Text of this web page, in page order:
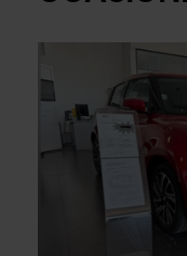
seguros. Pregunta
con el que
realizar el
una hora.
NUESTRA
Y si lo deseas, en